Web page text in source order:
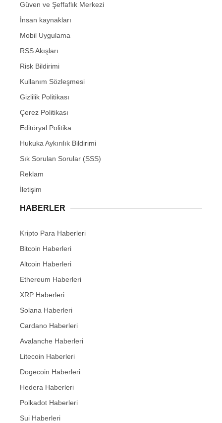
Güven ve Şeffaflık Merkezi
İnsan kaynakları
Mobil Uygulama
RSS Akışları
Risk Bildirimi
Kullanım Sözleşmesi
Gizlilik Politikası
Çerez Politikası
Editöryal Politika
Hukuka Aykırılık Bildirimi
Sık Sorulan Sorular (SSS)
Reklam
İletişim
HABERLER
Kripto Para Haberleri
Bitcoin Haberleri
Altcoin Haberleri
Ethereum Haberleri
XRP Haberleri
Solana Haberleri
Cardano Haberleri
Avalanche Haberleri
Litecoin Haberleri
Dogecoin Haberleri
Hedera Haberleri
Polkadot Haberleri
Sui Haberleri